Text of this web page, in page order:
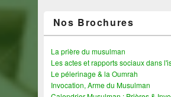
Nos Brochures
La prière du musulman
Les actes et rapports sociaux dans
Le pélerinage & la Oumrah
Invocation, Arme du Musulman